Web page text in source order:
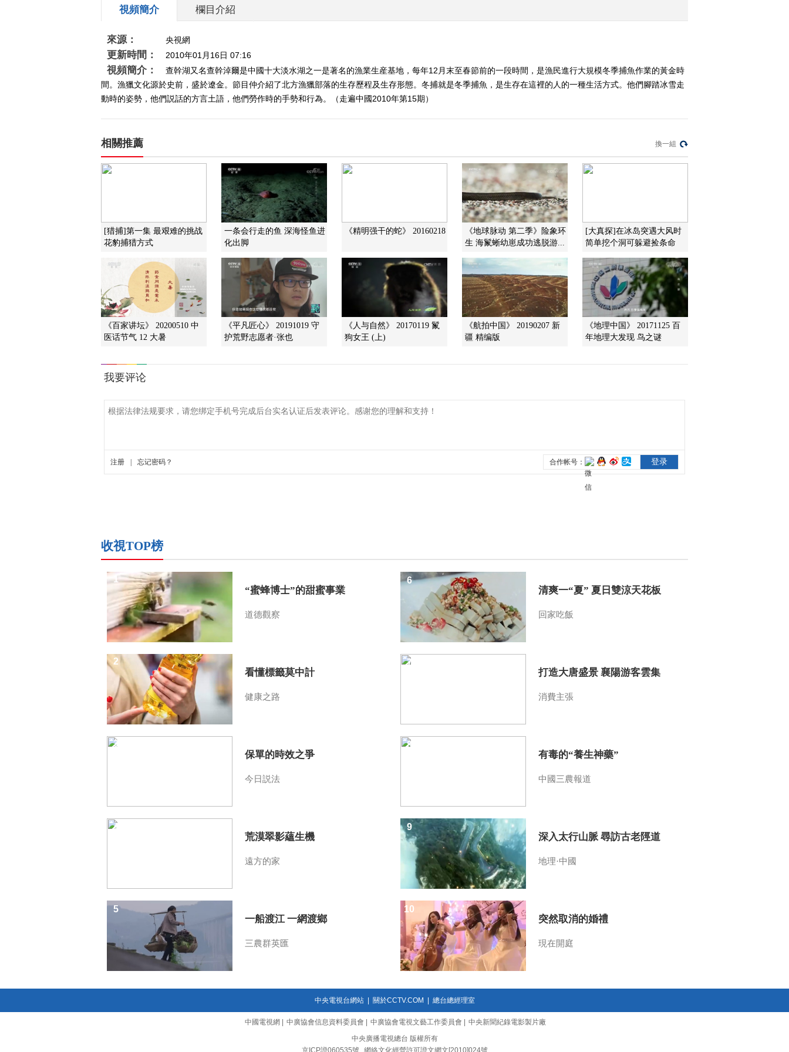
2010-01-11 16:48:11
2010-01-10 23:20:17
探秘旅顺口
2010-01-09 23:06:43
点石成金
2010-01-04 05:07:12
走遍中国 2010年 第1期
視頻簡介 欄目介紹
來源： 央視網
更新時間： 2010年01月16日 07:16
視頻簡介：
查幹湖又名查幹淖爾是中國十大淡水湖之一是著名的漁業生産基地，每年12月末至春節前的一段時間，是漁民進行大規模冬季捕魚作業的黃金時
間。漁獵文化源於史前，盛於遼金。節目仲介紹了北方漁獵部落的生存歷程及生存形態。冬捕就是冬季捕魚，是生存在這裡的人的一種生活方式。他們腳踏冰雪走
動時的姿勢，他們説話的方言土語，他們勞作時的手勢和行為。（走遍中國2010年第15期）
相關推薦 換一組
[猎捕]第一集 最艰难的挑战
花豹捕猎方式
一条会行走的鱼 深海怪鱼进
化出脚
《精明强干的蛇》 20160218
《地球脉动 第二季》险象环
生 海鬣蜥幼崽成功逃脱游...
[大真探]在冰岛突遇大风时
简单挖个洞可躲避捡条命
《百家讲坛》 20200510 中
医话节气 12 大暑
《平凡匠心》 20191019 守
护荒野志愿者·张也
《人与自然》 20170119 鬣
狗女王 (上)
《航拍中国》 20190207 新
疆 精编版
《地理中国》 20171125 百
年地理大发现 鸟之谜
收視TOP榜
“蜜蜂博士”的甜蜜事業
道德觀察
1
看懂標籤莫中計
健康之路
2
保單的時效之爭
今日説法
3
荒漠翠影蘊生機
遠方的家
4
一船渡江 一網渡鄉
三農群英匯
5
清爽一“夏” 夏日雙涼天花板
回家吃飯
6
打造大唐盛景 襄陽游客雲集
消費主張
7
有毒的“養生神藥”
中國三農報道
8
深入太行山脈 尋訪古老陘道
地理·中國
9
突然取消的婚禮
現在開庭
10
中央電視台網站| 關於CCTV.COM 總台總經理室
中國電視網 中廣協會信息資料委員會 中廣協會電視文藝工作委員會
中央新聞紀錄電影製片廠
中央廣播電視總台 版權所有
京ICP證060535號
網絡文化經營許可證文網文[2010]024號